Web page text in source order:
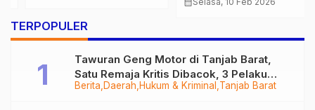
Harus Sadar Diri
…
TERPOPULER
Berita Daerah Hukum & Kriminal Tanjab Barat
Tawuran Geng Motor di Tanjab Barat,
Satu Remaja Kritis Dibacok, 3 Pelaku
Ditangkap